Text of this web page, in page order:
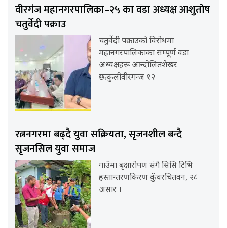
वीरगंज महानगरपालिका–२५ का वडा अध्यक्ष आशुतोष
चतुर्वेदी पक्राउ
चतुर्वेदी पक्राउको विरोधमा
महानगरपालिकाका सम्पूर्ण वडा
अध्यक्षहरू आन्दोलितशेखर
छत्कुलीवीरगन्ज १२
रत्ननगरमा बढ्दै युवा सक्रियता, सृजनशील बन्दै
सृजनसिल युवा समाज
गाउँमा बृक्षारोपण संगै सिसि टिभि
हस्तान्तरणकिरण कुँवरचितवन, २८
असार ।